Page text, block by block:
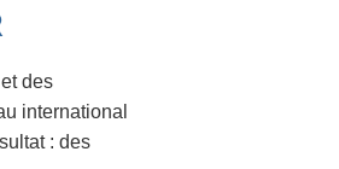
des
international
: des